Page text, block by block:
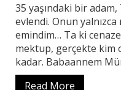
35 yaşındaki bir
evlendi. Onun
emindim… Ta ki
mektup, gerçekte kim
kadar. Babaannem
Read More